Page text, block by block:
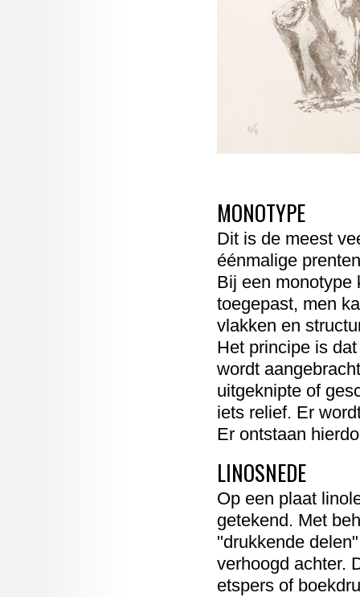
MONOTYPE
Dit is de meest
éénmalige
Bij een monotype
toegepast, men
vlakken en
Het principe is
wordt
uitgeknipte of
iets relief. Er
Er ontstaan
LINOSNEDE
Op een plaat
getekend. Met
"drukkende
verhoogd achter.
etspers of